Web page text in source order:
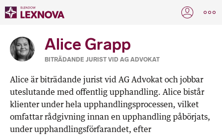
Alice Grapp
BITRÄDANDE JURIST VID AG ADVOKAT
Alice är biträdande jurist vid AG Advokat och jobbar
uteslutande med offentlig upphandling. Alice bistår
klienter under hela upphandlingsprocessen, vilket
omfattar rådgivning innan en upphandling påbörjats,
under upphandlingsförfarandet, efter